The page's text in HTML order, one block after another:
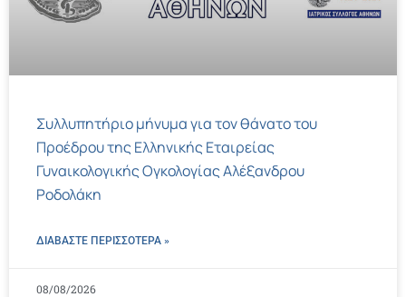
Συλλυπητήριο μήνυμα για τον θάνατο του
Προέδρου της Ελληνικής Εταιρείας
Γυναικολογικής Ογκολογίας Αλέξανδρου
Ροδολάκη
ΔΙΑΒΑΣΤΕ ΠΕΡΙΣΣΌΤΕΡΑ »
08/08/2026